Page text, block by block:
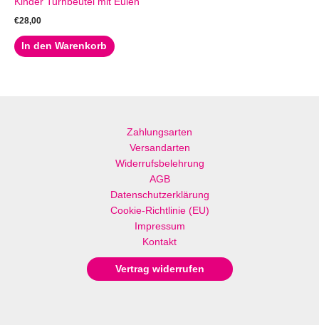
€28,00
In den Warenkorb
Zahlungsarten
Versandarten
Widerrufsbelehrung
AGB
Datenschutzerklärung
Cookie-Richtlinie (EU)
Impressum
Kontakt
Vertrag widerrufen